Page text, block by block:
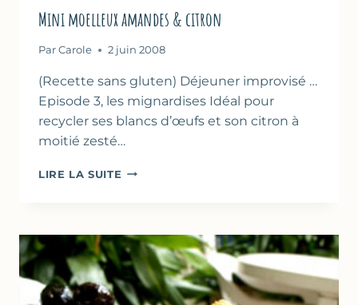
Mini moelleux amandes & citron
Par Carole 2 juin 2008
(Recette sans gluten) Déjeuner improvisé …
Episode 3, les mignardises Idéal pour
recycler ses blancs d’œufs et son citron à
moitié zesté…
LIRE LA SUITE MINI
CITRON